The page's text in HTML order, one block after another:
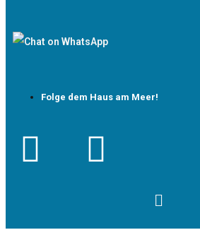
Folge dem Haus am Meer!